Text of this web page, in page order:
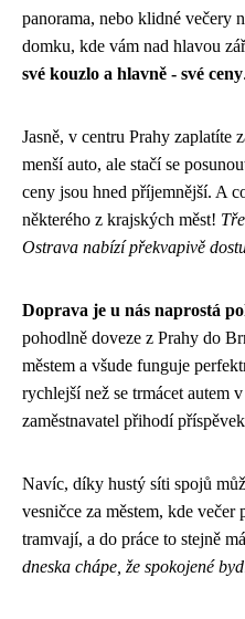
panorama, nebo klidné večery
domku, kde vám nad hlavou
své kouzlo a hlavně - své ceny.
Jasně, v centru Prahy zaplatíte
menší auto, ale stačí se
ceny jsou hned příjemnější. A
některého z krajských měst!
Ostrava nabízí překvapivě
Doprava je u nás naprostá
pohodlně doveze z Prahy do
městem a všude funguje
rychlejší než se trmácet autem
zaměstnavatel přihodí
Navíc, díky hustý síti spojů
vesničce za městem, kde
tramvají, a do práce to stejně
dneska chápe, že spokojené